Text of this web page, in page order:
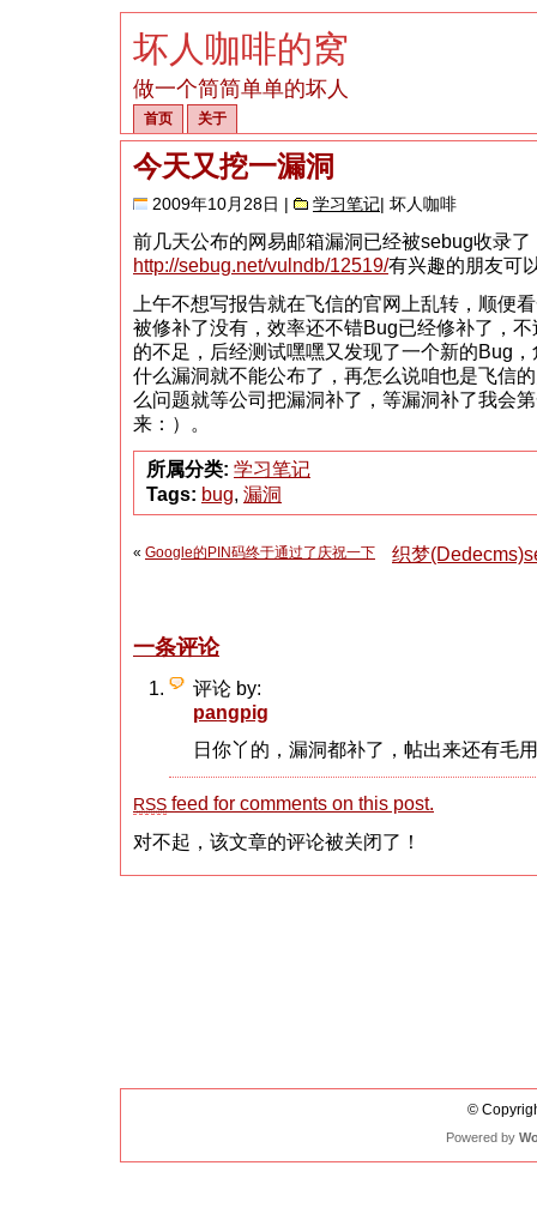
坏人咖啡的窝
做一个简简单单的坏人
首页 关于
今天又挖一漏洞
2009年10月28日 | 学习笔记| 坏人咖啡
前几天公布的网易邮箱漏洞已经被sebug收录了
http://sebug.net/vulndb/12519/有兴趣的朋友可
上午不想写报告就在飞信的官网上乱转，顺便
被修补了没有，效率还不错Bug已经修补了，
的不足，后经测试嘿嘿又发现了一个新的Bug
什么漏洞就不能公布了，再怎么说咱也是飞信
么问题就等公司把漏洞补了，等漏洞补了我会
来：）。
所属分类: 学习笔记
Tags: bug, 漏洞
« Google的PIN码终于通过了庆祝一下 织梦
一条评论
评论 by:
pangpig
日你丫的，漏洞都补了，帖出来还有毛
RSS feed for comments on this post.
对不起，该文章的评论被关闭了！
©
Powered by